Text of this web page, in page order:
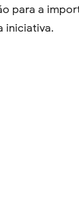
para a
iniciativa.